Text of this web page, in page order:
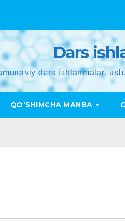
Dars
dars ishlanmalar,
QO’SHIMCHA MANBA